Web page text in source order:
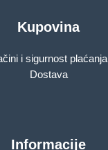
Kupovina
i sigurnost plaćanja
Dostava
Informacije